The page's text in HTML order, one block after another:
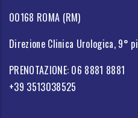
00168 ROMA (RM)
Direzione Clinica Urologica, 9°
PRENOTAZIONE: 06 8881 8881
+39 3513038525